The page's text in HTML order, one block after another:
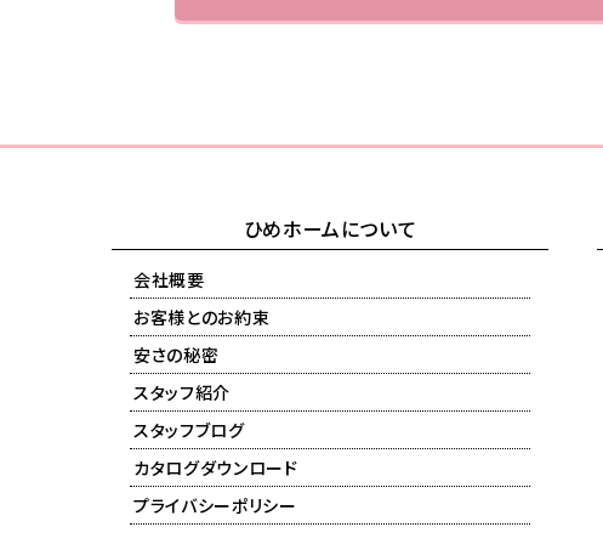
ひめホームについて
会社概要
お客様とのお約束
安さの秘密
スタッフ紹介
スタッフブログ
カタログダウンロード
プライバシーポリシー